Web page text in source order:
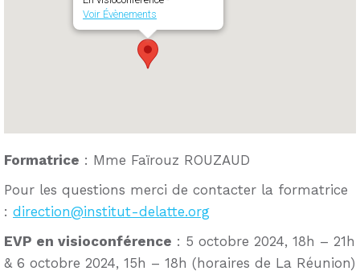
Voir Évènements
Formatrice : Mme Faïrouz ROUZAUD
Pour les questions merci de contacter la formatrice
: direction@institut-delatte.org
EVP en visioconférence : 5 octobre 2024, 18h – 21h
& 6 octobre 2024, 15h – 18h (horaires de La Réunion)